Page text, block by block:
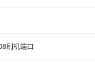
刷机端口